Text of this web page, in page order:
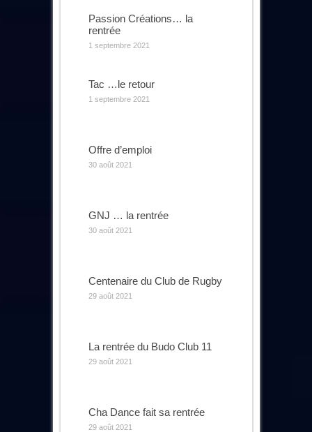
Passion Créations… la
rentrée
1 septembre 2021
Tac …le retour
1 septembre 2021
Offre d’emploi
30 août 2021
GNJ … la rentrée
30 août 2021
Centenaire du Club de Rugby
29 août 2021
La rentrée du Budo Club 11
29 août 2021
Cha Dance fait sa rentrée
29 août 2021